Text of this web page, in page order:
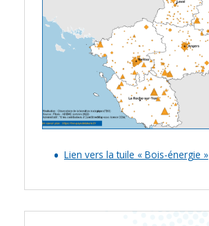
Lien vers la tuile « Bois-énergie »